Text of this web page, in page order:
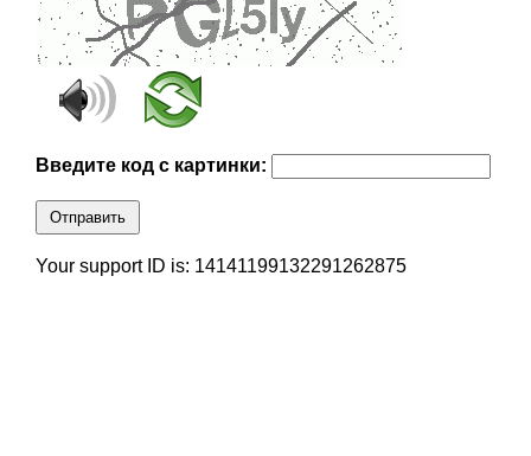
Введите код с картинки:
Отправить
Your support ID is: 14141199132291262875